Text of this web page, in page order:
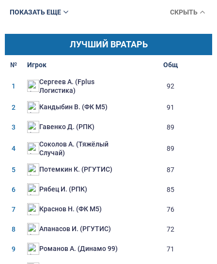
ПОКАЗАТЬ ЕЩЕ СКРЫТЬ
ЛУЧШИЙ ВРАТАРЬ
№ Игрок Oбщ
1
Сергеев А. (Fplus
Логистика)
92
2 Кандыбин В. (ФК М5) 91
3 Гавенко Д. (РПК) 89
4
Соколов А. (Тяжёлый
Случай)
89
5 Потемкин К. (РГУТИС) 87
6 Рябец И. (РПК) 85
7 Краснов Н. (ФК М5) 76
8 Апанасов И. (РГУТИС) 72
9 Романов А. (Динамо 99) 71